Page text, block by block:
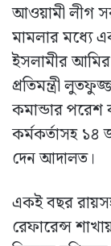
আওয়ামী লীগ
মামলার মধ্যে
ইসলামীর আমির
প্রতিমন্ত্রী
কমান্ডার পরেশ
কর্মকর্তাসহ
দেন আদালত।
একই বছর
রেফারেন্স